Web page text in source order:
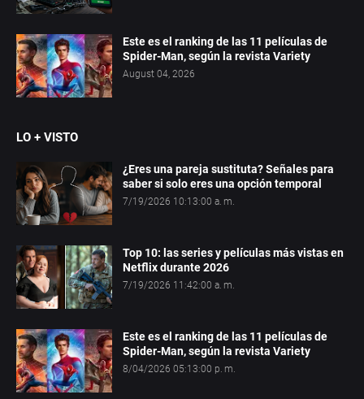
Este es el ranking de las 11 películas de
Spider-Man, según la revista Variety
August 04, 2026
LO + VISTO
¿Eres una pareja sustituta? Señales para
saber si solo eres una opción temporal
7/19/2026 10:13:00 a. m.
Top 10: las series y películas más vistas en
Netflix durante 2026
7/19/2026 11:42:00 a. m.
Este es el ranking de las 11 películas de
Spider-Man, según la revista Variety
8/04/2026 05:13:00 p. m.